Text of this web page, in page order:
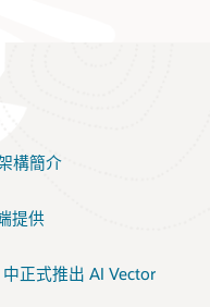
構簡介
提供
正式推出 AI Vector